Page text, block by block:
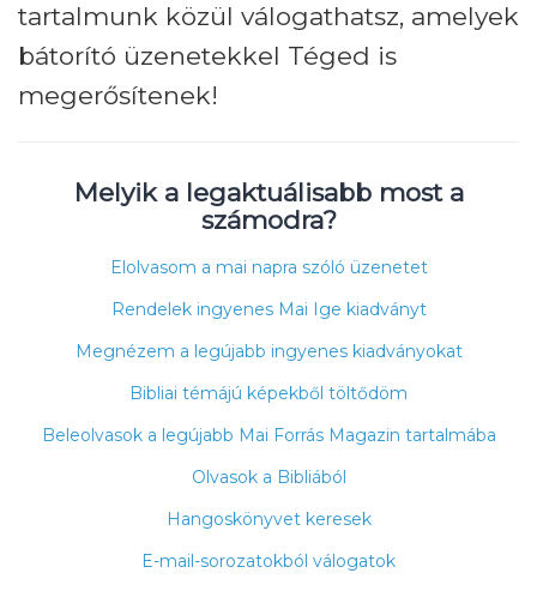
tartalmunk közül válogathatsz, amelyek
bátorító üzenetekkel Téged is
megerősítenek!
Melyik a legaktuálisabb most a
számodra?
Elolvasom a mai napra szóló üzenetet
Rendelek ingyenes Mai Ige kiadványt
Megnézem a legújabb ingyenes kiadványokat
Bibliai témájú képekből töltődöm
Beleolvasok a legújabb Mai Forrás Magazin tartalmába
Olvasok a Bibliából
Hangoskönyvet keresek
E-mail-sorozatokból válogatok